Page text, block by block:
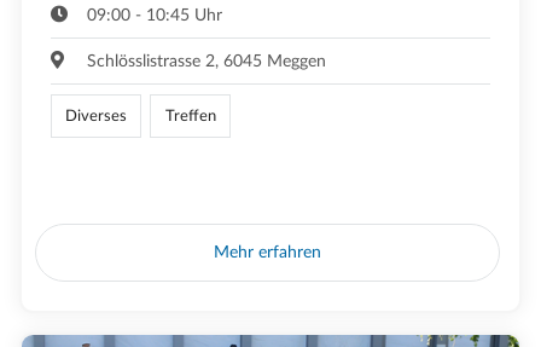
09:00 - 10:45 Uhr
Schlösslistrasse 2, 6045 Meggen
Diverses Treffen
Mehr erfahren